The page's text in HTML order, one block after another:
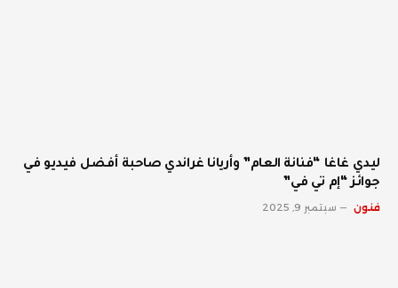
ليدي غاغا “فنانة العام” وأريانا غراندي صاحبة أفضل فيديو في
جوائز “إم تي في”
فنون سبتمبر 9, 2025